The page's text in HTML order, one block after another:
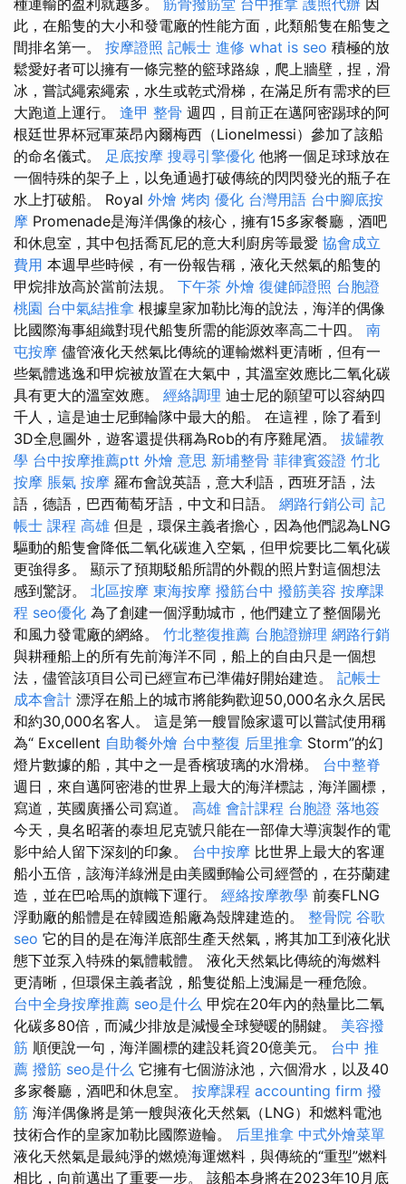
種運輸的盈利就越多。 筋骨撥筋堂 台中推拿 護照代辦 因
此，在船隻的大小和發電廠的性能方面，此類船隻在船隻之
間排名第一。 按摩證照 記帳士 進修 what is seo 積極的放
鬆愛好者可以擁有一條完整的籃球路線，爬上牆壁，捏，滑
冰，嘗試繩索繩索，水生或乾式滑梯，在滿足所有需求的巨
大跑道上運行。 逢甲 整骨 週四，目前正在邁阿密踢球的阿
根廷世界杯冠軍萊昂內爾梅西（Lionelmessi）參加了該船
的命名儀式。 足底按摩 搜尋引擎優化 他將一個足球球放在
一個特殊的架子上，以免通過打破傳統的閃閃發光的瓶子在
水上打破船。 Royal 外燴 烤肉 優化 台灣用語 台中腳底按
摩 Promenade是海洋偶像的核心，擁有15多家餐廳，酒吧
和休息室，其中包括喬瓦尼的意大利廚房等最愛 協會成立
費用 本週早些時候，有一份報告稱，液化天然氣的船隻的
甲烷排放高於當前法規。 下午茶 外燴 復健師證照 台胞證
桃園 台中氣結推拿 根據皇家加勒比海的說法，海洋的偶像
比國際海事組織對現代船隻所需的能源效率高二十四。 南
屯按摩 儘管液化天然氣比傳統的運輸燃料更清晰，但有一
些氣體逃逸和甲烷被放置在大氣中，其溫室效應比二氧化碳
具有更大的溫室效應。 經絡調理 迪士尼的願望可以容納四
千人，這是迪士尼郵輪隊中最大的船。 在這裡，除了看到
3D全息圖外，遊客還提供稱為Rob的有序雞尾酒。 拔罐教
學 台中按摩推薦ptt 外燴 意思 新埔整骨 菲律賓簽證 竹北
按摩 脹氣 按摩 羅布會說英語，意大利語，西班牙語，法
語，德語，巴西葡萄牙語，中文和日語。 網路行銷公司 記
帳士 課程 高雄 但是，環保主義者擔心，因為他們認為LNG
驅動的船隻會降低二氧化碳進入空氣，但甲烷要比二氧化碳
更強得多。 顯示了預期駁船所謂的外觀的照片對這個想法
感到驚訝。 北區按摩 東海按摩 撥筋台中 撥筋美容 按摩課
程 seo優化 為了創建一個浮動城市，他們建立了整個陽光
和風力發電廠的網絡。 竹北整復推薦 台胞證辦理 網路行銷
與耕種船上的所有先前海洋不同，船上的自由只是一個想
法，儘管該項目公司已經宣布已準備好開始建造。 記帳士
成本會計 漂浮在船上的城市將能夠歡迎50,000名永久居民
和約30,000名客人。 這是第一艘冒險家還可以嘗試使用稱
為“ Excellent 自助餐外燴 台中整復 后里推拿 Storm”的幻
燈片數據的船，其中之一是香檳玻璃的水滑梯。 台中整脊
週日，來自邁阿密港的世界上最大的海洋標誌，海洋圖標，
寫道，英國廣播公司寫道。 高雄 會計課程 台胞證 落地簽
今天，臭名昭著的泰坦尼克號只能在一部偉大導演製作的電
影中給人留下深刻的印象。 台中按摩 比世界上最大的客運
船小五倍，該海洋綠洲是由美國郵輪公司經營的，在芬蘭建
造，並在巴哈馬的旗幟下運行。 經絡按摩教學 前奏FLNG
浮動廠的船體是在韓國造船廠為殼牌建造的。 整骨院 谷歌
seo 它的目的是在海洋底部生產天然氣，將其加工到液化狀
態下並泵入特殊的氣體載體。 液化天然氣比傳統的海燃料
更清晰，但環保主義者說，船隻從船上洩漏是一種危險。
台中全身按摩推薦 seo是什么 甲烷在20年內的熱量比二氧
化碳多80倍，而減少排放是減慢全球變暖的關鍵。 美容撥
筋 順便說一句，海洋圖標的建設耗資20億美元。 台中 推
薦 撥筋 seo是什么 它擁有七個游泳池，六個滑水，以及40
多家餐廳，酒吧和休息室。 按摩課程 accounting firm 撥
筋 海洋偶像將是第一艘與液化天然氣（LNG）和燃料電池
技術合作的皇家加勒比國際遊輪。 后里推拿 中式外燴菜單
液化天然氣是最純淨的燃燒海運燃料，與傳統的“重型”燃料
相比，向前邁出了重要一步。 該船本身將在2023年10月底